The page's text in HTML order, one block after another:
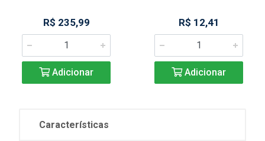
R$ 235,99
Adicionar
R$ 12,41
Adicionar
Características